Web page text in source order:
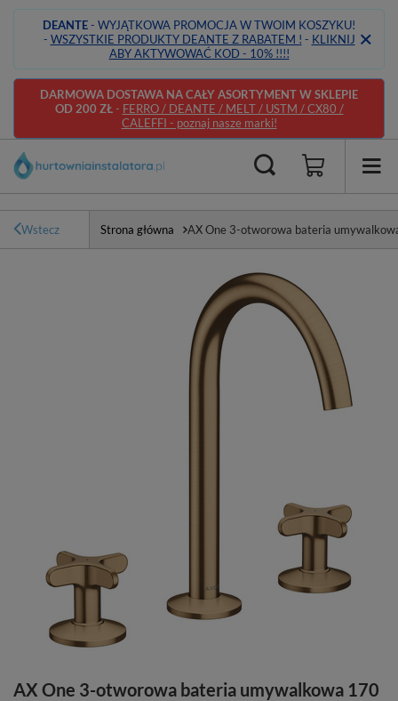
DEANTE- WYJĄTKOWA PROMOCJA W TWOIM KOSZYKU!
- WSZYSTKIE PRODUKTY DEANTE Z RABATEM ! - KLIKNIJ
ABY AKTYWOWAĆ KOD - 10% !!!!
DARMOWA DOSTAWA NA CAŁY ASORTYMENT W SKLEPIE
OD 200 ZŁ- FERRO / DEANTE / MELT / USTM / CX80 /
CALEFFI - poznaj nasze marki!
Wstecz Strona główna AX One 3-otworowa bateria
AX One 3-otworowa bateria umywalkowa 170